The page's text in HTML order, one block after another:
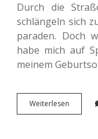
Durch die
schlän­geln sich
pa­ra­den. Doch
habe mich auf
meinem
Wei­ter­le­sen
den